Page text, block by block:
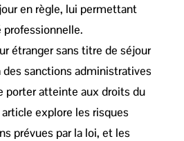
en règle, lui permettant
professionnelle.
étranger sans titre de séjour
des sanctions administratives
porter atteinte aux droits du
explore les risques
prévues par la loi, et les